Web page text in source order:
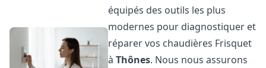
équipés des outils les plus
modernes pour diagnostiquer et
réparer vos chaudières Frisquet
àThônes. Nous nous assurons